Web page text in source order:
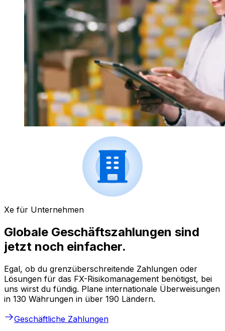
Xe für Unternehmen
Globale Geschäftszahlungen sind
jetzt noch einfacher.
Egal, ob du grenzüberschreitende Zahlungen oder
Lösungen für das FX-Risikomanagement benötigst, bei
uns wirst du fündig. Plane internationale Überweisungen
in 130 Währungen in über 190 Ländern.
Geschäftliche Zahlungen